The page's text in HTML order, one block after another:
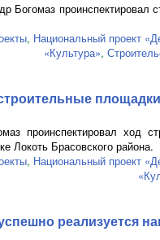
Богомаз проинспектировал
, Национальный проект
«Культура»,
проинспектировал ход
Локоть Брасовского района.
, Национальный проект
реализуется